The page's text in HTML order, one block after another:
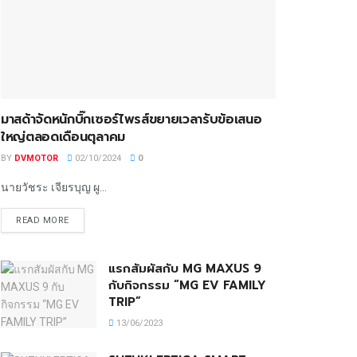
มาสด้าจัดหนักบิ๊กเซอร์ไพรส์ขยายเวลารับข้อเสนอ
ใหญ่ตลอดเดือนตุลาคม
BY DVMOTOR 02/10/2024 0
นายวัชระ เจียรบุญ ผู...
READ MORE
แรกสัมผัสกับ MG MAXUS 9
กับกิจกรรม “MG EV FAMILY
TRIP”
13/06/2023